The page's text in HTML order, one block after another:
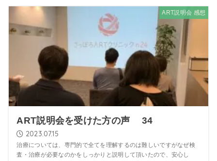
ART説明会 感想
ART説明会を受けた方の声 34
2023.07.15
治療については、専門的で全てを理解するのは難しいですがなぜ検
査・治療が必要なのかをしっかりと説明して頂いたので、安心し